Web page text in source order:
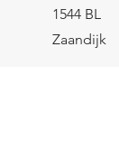
1544 BL
Zaandijk